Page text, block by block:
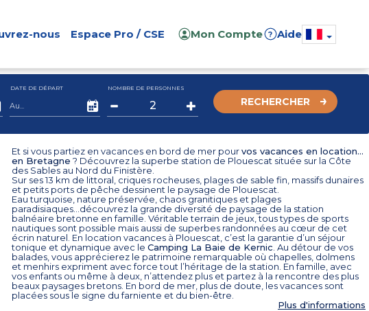
nous Espace Pro / CSE Mon Compte ? Aide
DATE DE DÉPART NOMBRE DE PERSONNES
RECHERCHER
Et si vous partiez en vacances en bord de mer pourvos vacances en location...
en Bretagne ? Découvrez la superbe station de Plouescat située sur la Côte
des Sables au Nord du Finistère.
Sur ses 13 km de littoral, criques rocheuses, plages de sable fin, massifs dunaires
et petits ports de pêche dessinent le paysage de Plouescat.
Eau turquoise, nature préservée, chaos granitiques et plages
paradisiaques...découvrez la grande diversité de paysage de la station
balnéaire bretonne en famille. Véritable terrain de jeux, tous types de sports
nautiques sont possible mais aussi de superbes randonnées au cœur de cet
écrin naturel. En location vacances à Plouescat, c’est la garantie d’un séjour
tonique et dynamique avec le Camping La Baie de Kernic . Au détour de vos
balades, vous apprécierez le patrimoine remarquable où chapelles, dolmens
et menhirs expriment avec force tout l’héritage de la station. En famille, avec
vos enfants ou même à deux, n’attendez plus et partez à la rencontre des plus
beaux paysages bretons. En bord de mer, plus de doute, les vacances sont
placées sous le signe du farniente et du bien-être.
Plus d'informations